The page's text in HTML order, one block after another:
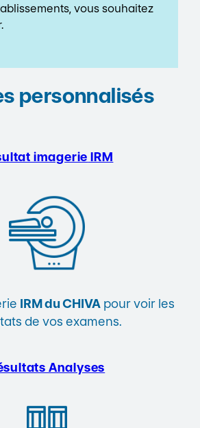
vous souhaitez
personnalisés
imagerie IRM
IRM du CHIVA pour voir les
de vos examens.
Analyses